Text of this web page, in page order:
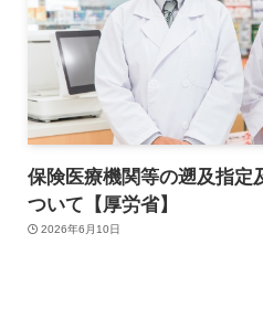
保険医療機関等の遡及指定
ついて【厚労省】
2026年6月10日